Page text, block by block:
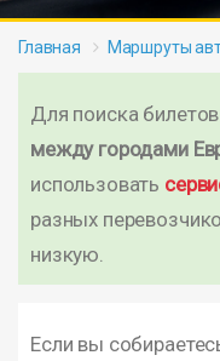
Главная Маршруты
Для поиска
между городами
использовать
разных
низкую.
Если вы